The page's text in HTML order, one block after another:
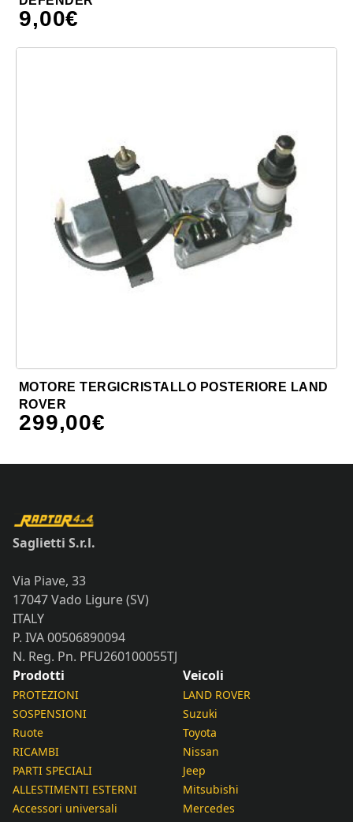
9,00€
MOTORE TERGICRISTALLO POSTERIORE LAND
ROVER
299,00€
Saglietti S.r.l.
Via Piave, 33
17047 Vado Ligure (SV)
ITALY
P. IVA 00506890094
N. Reg. Pn. PFU260100055TJ
Prodotti
PROTEZIONI
SOSPENSIONI
Ruote
RICAMBI
PARTI SPECIALI
ALLESTIMENTI ESTERNI
Accessori universali
Veicoli
LAND ROVER
Suzuki
Toyota
Nissan
Jeep
Mitsubishi
Mercedes